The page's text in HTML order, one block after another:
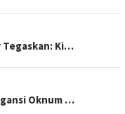
Tegaskan: Ki…
Oknum …